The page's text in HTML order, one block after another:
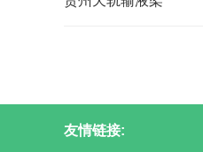
友情链接: